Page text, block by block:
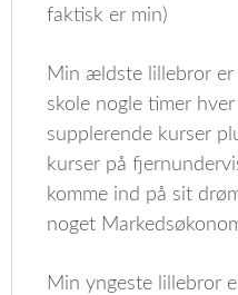
faktisk er min)
Min ældste lillebror er
skole nogle timer
supplerende kurser
kurser på
komme ind på sit
noget
Min yngeste lillebror